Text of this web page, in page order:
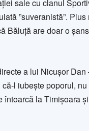
sale cu clanul
”suveranistă”.
Băluță are doar o
a lui Nicușor Dan
l iubește poporul,
întoarcă la Timișoara